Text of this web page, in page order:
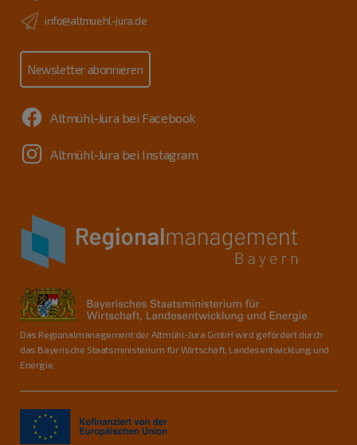
info@altmuehl-jura.de
Newsletter abonnieren
Altmühl-Jura bei Facebook
Altmühl-Jura bei Instagram
Das Regionalmanagement der Altmühl-Jura GmbH wird gefördert durch
das Bayerische Staatsministerium für Wirtschaft, Landesentwicklung und
Energie.